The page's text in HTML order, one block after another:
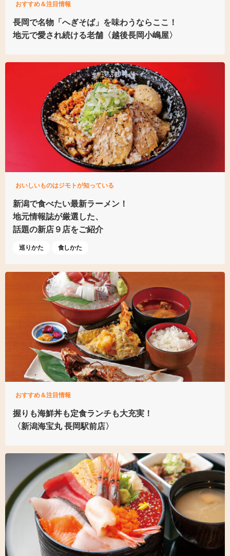
おすすめ＆注目情報
長岡で名物 「へぎそば」を味わうならここ！
地元で愛され続ける老舗 〈越後長岡小嶋屋〉
おいしいものはジモトが知っている
新潟で食べたい最新ラーメン！
地元情報誌が厳選した、
話題の新店９店をご紹介
巡りかた 食しかた
おすすめ＆注目情報
握りも海鮮丼も定食ランチも大充実！
〈新潟海宝丸 長岡駅前店〉